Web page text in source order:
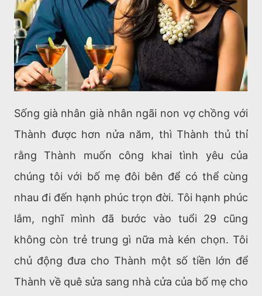
Sống già nhân già nhân ngãi non vợ chồng với
Thành được hơn nửa năm, thì Thành thủ thỉ
rằng Thành muốn công khai tình yêu của
chúng tôi với bố mẹ đôi bên để có thể cùng
nhau đi đến hạnh phúc trọn đời. Tôi hạnh phúc
lắm, nghĩ mình đã bước vào tuổi 29 cũng
không còn trẻ trung gì nữa mà kén chọn. Tôi
chủ động đưa cho Thành một số tiền lớn để
Thành về quê sửa sang nhà cửa của bố mẹ cho